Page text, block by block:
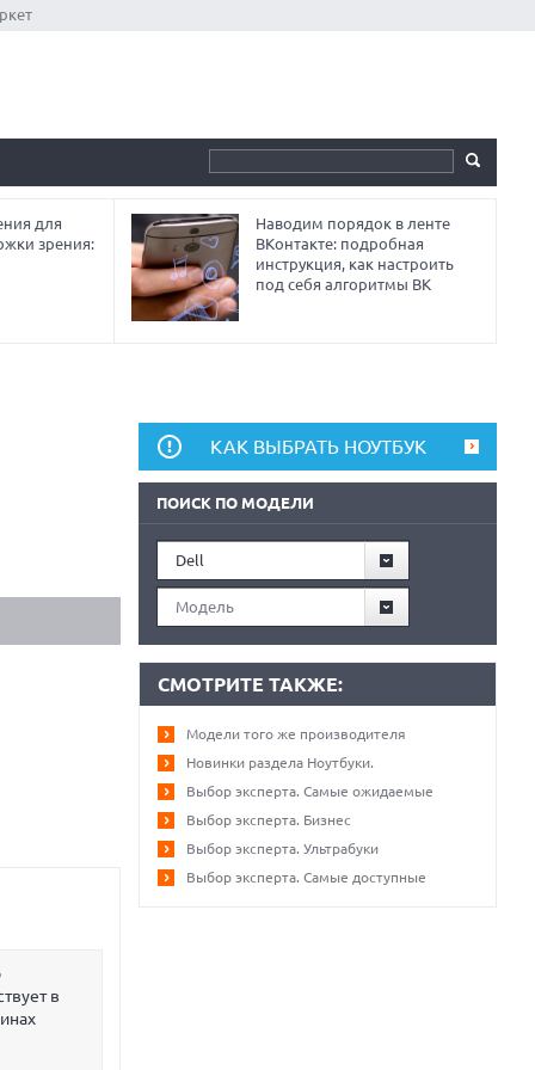
для
зрения:
Наводим порядок в ленте
ВКонтакте: подробная
инструкция, как настроить
под себя алгоритмы ВК
в
КАК ВЫБРАТЬ НОУТБУК
ПОИСК ПО МОДЕЛИ
Dell
Модель
СМОТРИТЕ ТАКЖЕ:
Модели того же производителя
Новинки раздела Ноутбуки.
Выбор эксперта. Самые ожидаемые
Выбор эксперта. Бизнес
Выбор эксперта. Ультрабуки
Выбор эксперта. Самые доступные